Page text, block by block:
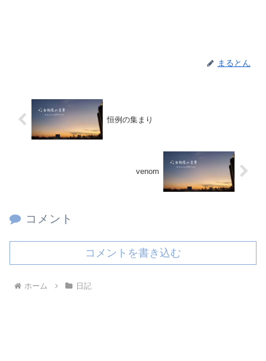
まるとん
恒例の集まり
venom
コメント
コメントを書き込む
ホーム 日記